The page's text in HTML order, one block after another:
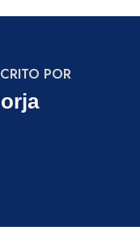
POR